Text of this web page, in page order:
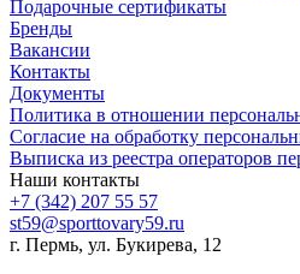
Подарочные сертификаты
Бренды
Вакансии
Контакты
Документы
Политика в отношении
Согласие на обработку
Выписка из реестра операторов
Наши контакты
+7 (342) 207 55 57
st59@sporttovary59.ru
г. Пермь, ул. Букирева, 12